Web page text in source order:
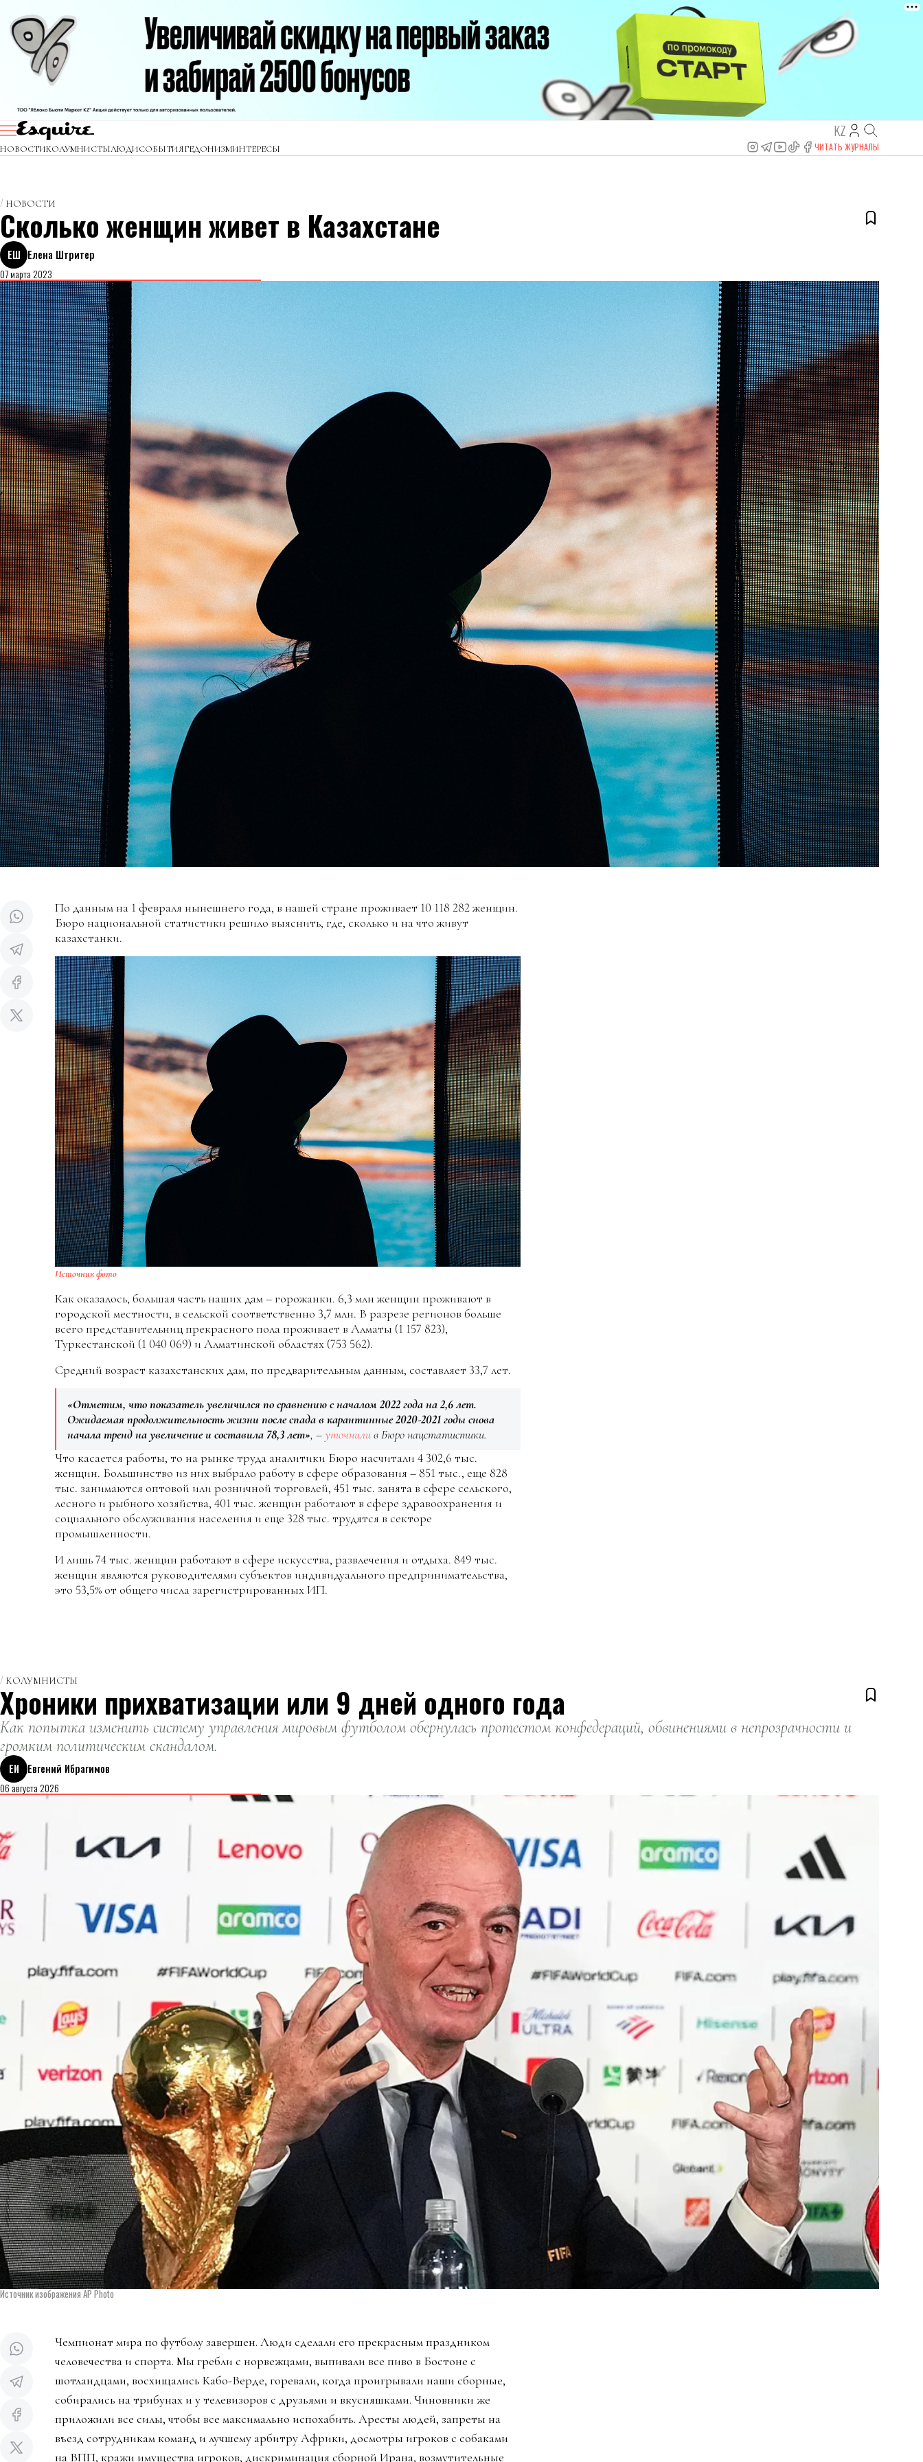
KZ
НОВОСТИКОЛУМНИСТЫЛЮДИСОБЫТИЯГЕДОНИЗМИНТЕРЕСЫ ЧИТАТЬ ЖУРНАЛЫ
НОВОСТИ
Сколько женщин живет в Казахстане
ЕШ Елена Штритер
07 марта 2023
По данным на 1 февраля нынешнего года, в нашей стране проживает 10 118 282 женщин.
Бюро национальной статистики решило выяснить, где, сколько и на что живут
казахстанки.
Источник фото
Как оказалось, большая часть наших дам – горожанки. 6,3 млн женщин проживают в
городской местности, в сельской соответственно 3,7 млн. В разрезе регионов больше
всего представительниц прекрасного пола проживает в Алматы (1 157 823),
Туркестанской (1 040 069) и Алматинской областях (753 562).
Средний возраст казахстанских дам, по предварительным данным, составляет 33,7 лет.
«Отметим, что показатель увеличился по сравнению с началом 2022 года на 2,6 лет.
Ожидаемая продолжительность жизни после спада в карантинные 2020-2021 годы снова
начала тренд на увеличение и составила 78,3 лет», –уточнилив Бюро нацстатистики.
Что касается работы, то на рынке труда аналитики Бюро насчитали 4 302,6 тыс.
женщин. Большинство из них выбрало работу в сфере образования – 851 тыс., еще 828
тыс. занимаются оптовой или розничной торговлей, 451 тыс. занята в сфере сельского,
лесного и рыбного хозяйства, 401 тыс. женщин работают в сфере здравоохранения и
социального обслуживания населения и еще 328 тыс. трудятся в секторе
промышленности.
И лишь 74 тыс. женщин работают в сфере искусства, развлечения и отдыха. 849 тыс.
женщин являются руководителями субъектов индивидуального предпринимательства,
это 53,5% от общего числа зарегистрированных ИП.
КОЛУМНИСТЫ
Хроники прихватизации или 9 дней одного года
Как попытка изменить систему управления мировым футболом обернулась протестом конфедераций, обвинениями в непрозрачности и
громким политическим скандалом.
ЕИ
Евгений Ибрагимов
06 августа 2026
Источник изображения AP Photo
Чемпионат мира по футболу завершен. Люди сделали его прекрасным праздником
человечества и спорта. Мы гребли с норвежцами, выпивали все пиво в Бостоне с
шотландцами, восхищались Кабо-Верде, горевали, когда проигрывали наши сборные,
собирались на трибунах и у телевизоров с друзьями и вкусняшками. Чиновники же
приложили все силы, чтобы все максимально испохабить. Аресты людей, запреты на
въезд сотрудникам команд и лучшему арбитру Африки, досмотры игроков с собаками
на ВПП, кражи имущества игроков, дискриминация сборной Ирана, возмутительные